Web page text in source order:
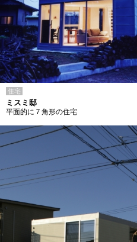
住宅
ミスミ邸
平面的に７角形の住宅